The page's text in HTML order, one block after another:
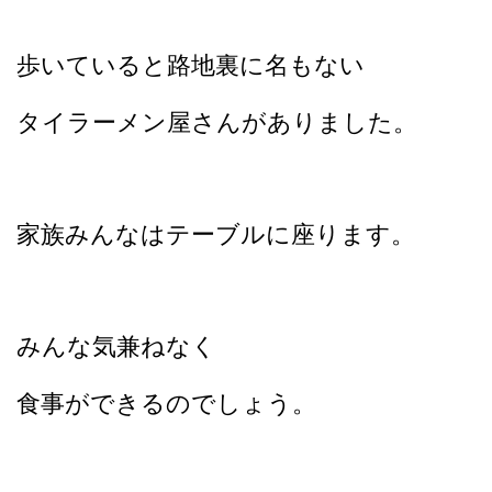
歩いていると路地裏に名もない
タイラーメン屋さんがありました。
家族みんなはテーブルに座ります。
みんな気兼ねなく
食事ができるのでしょう。